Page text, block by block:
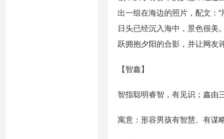
出一组在海边的照片，配文：
日头已经沉入海中，景色很美
跃拥抱夕阳的合影，并让网友
【智鑫】
智指聪明睿智，有见识；鑫由
寓意：形容男孩有智慧、有谋